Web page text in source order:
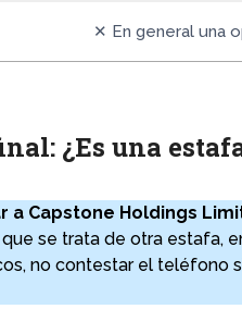
✕ En general una
¿Es una
a Capstone Holdings
que se trata de otra estafa,
no contestar el teléfono